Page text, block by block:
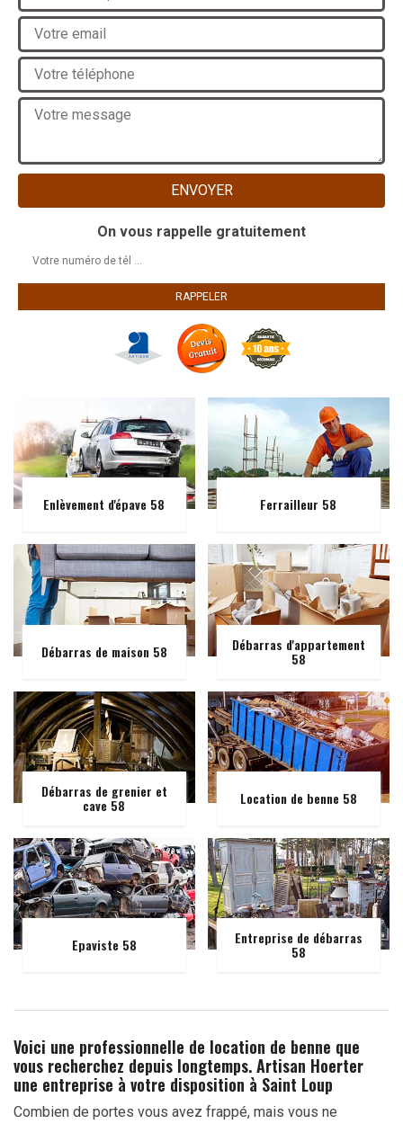
On vous rappelle gratuitement
Enlèvement d'épave 58 Ferrailleur 58
Débarras de maison 58 Débarras d'appartement
58
Débarras de grenier et
cave 58 Location de benne 58
Epaviste 58 Entreprise de débarras
58
Voici une professionnelle de location de benne que
vous recherchez depuis longtemps. Artisan Hoerter
une entreprise à votre disposition à Saint Loup
Combien de portes vous avez frappé, mais vous ne